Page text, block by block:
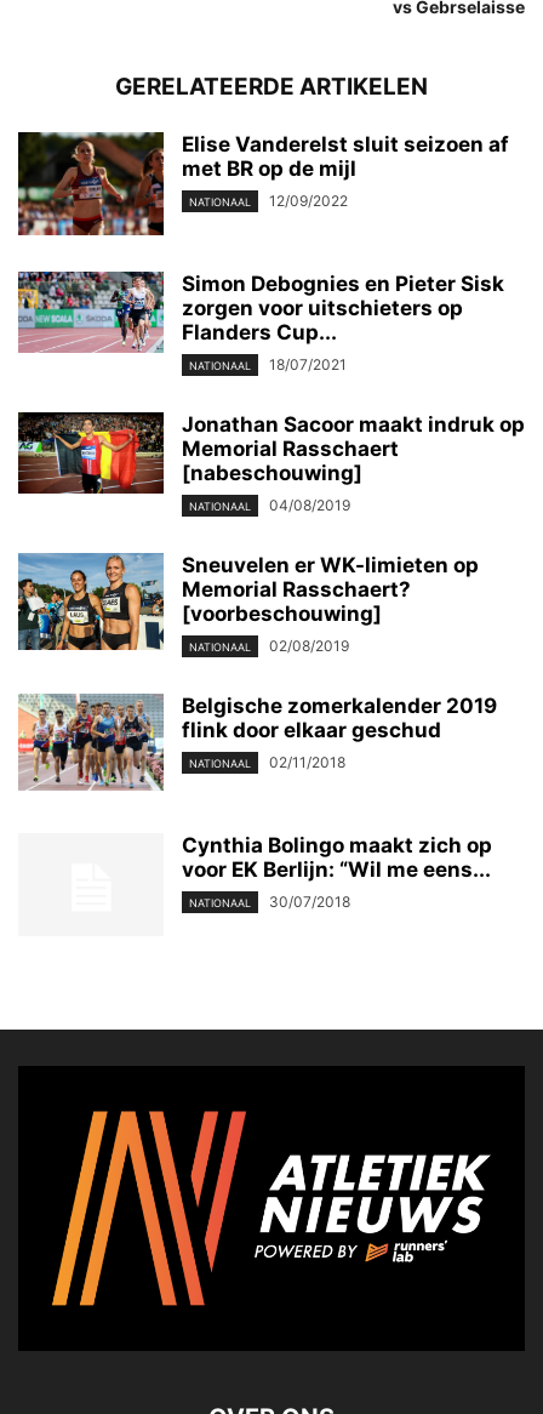
vs Gebrselaisse
GERELATEERDE ARTIKELEN
Elise Vanderelst sluit seizoen af
met BR op de mijl
NATIONAAL 12/09/2022
Simon Debognies en Pieter Sisk
zorgen voor uitschieters op
Flanders Cup...
NATIONAAL 18/07/2021
Jonathan Sacoor maakt indruk op
Memorial Rasschaert
[nabeschouwing]
NATIONAAL 04/08/2019
Sneuvelen er WK-limieten op
Memorial Rasschaert?
[voorbeschouwing]
NATIONAAL 02/08/2019
Belgische zomerkalender 2019
flink door elkaar geschud
NATIONAAL 02/11/2018
Cynthia Bolingo maakt zich op
voor EK Berlijn: “Wil me eens...
NATIONAAL 30/07/2018